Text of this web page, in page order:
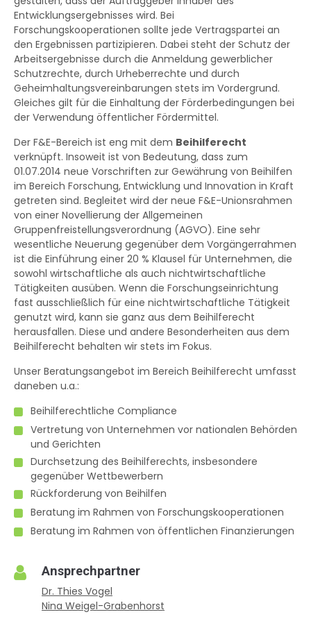
Entwicklungsergebnisses wird. Bei
Forschungskooperationen sollte jede Vertragspartei an
den Ergebnissen partizipieren. Dabei steht der Schutz der
Arbeitsergebnisse durch die Anmeldung gewerblicher
Schutzrechte, durch Urheberrechte und durch
Geheimhaltungsvereinbarungen stets im Vordergrund.
Gleiches gilt für die Einhaltung der Förderbedingungen bei
der Verwendung öffentlicher Fördermittel.
Der F&E-Bereich ist eng mit dem Beihilferecht
verknüpft. Insoweit ist von Bedeutung, dass zum
01.07.2014 neue Vorschriften zur Gewährung von Beihilfen
im Bereich Forschung, Entwicklung und Innovation in Kraft
getreten sind. Begleitet wird der neue F&E-Unionsrahmen
von einer Novellierung der Allgemeinen
Gruppenfreistellungsverordnung (AGVO). Eine sehr
wesentliche Neuerung gegenüber dem Vorgängerrahmen
ist die Einführung einer 20 % Klausel für Unternehmen, die
sowohl wirtschaftliche als auch nichtwirtschaftliche
Tätigkeiten ausüben. Wenn die Forschungseinrichtung
fast ausschließlich für eine nichtwirtschaftliche Tätigkeit
genutzt wird, kann sie ganz aus dem Beihilferecht
herausfallen. Diese und andere Besonderheiten aus dem
Beihilferecht behalten wir stets im Fokus.
Unser Beratungsangebot im Bereich Beihilferecht umfasst
daneben u.a.:
Beihilferechtliche Compliance
Vertretung von Unternehmen vor nationalen Behörden
und Gerichten
Durchsetzung des Beihilferechts, insbesondere
gegenüber Wettbewerbern
Rückforderung von Beihilfen
Beratung im Rahmen von Forschungskooperationen
Beratung im Rahmen von öffentlichen Finanzierungen
Ansprechpartner
Dr. Thies Vogel
Nina Weigel-Grabenhorst